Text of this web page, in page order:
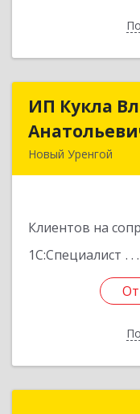
ИП Кукла
Новый Уренгой
Клиентов на
1С:Специалист